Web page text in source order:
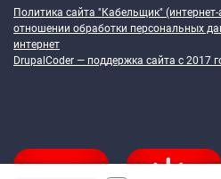
Политика сайта "Кабельщик" (интернет-
отношении обработки персональных
интернет
DrupalCoder — поддержка сайта c 2017